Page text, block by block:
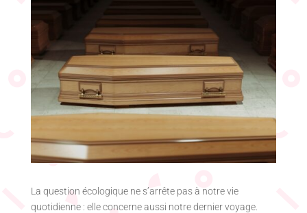
La question écologique ne s’arrête pas à notre vie
quotidienne : elle concerne aussi notre dernier voyage.